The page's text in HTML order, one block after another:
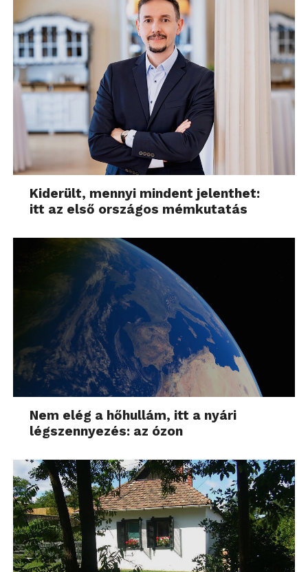
Kiderült, mennyi mindent jelenthet:
itt az első országos mémkutatás
Nem elég a hőhullám, itt a nyári
légszennyezés: az ózon